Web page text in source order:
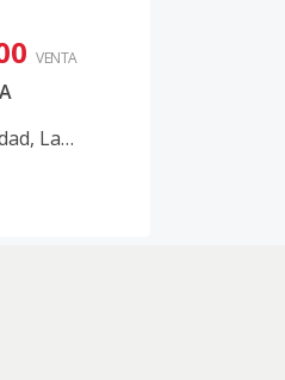
VENTA
, La